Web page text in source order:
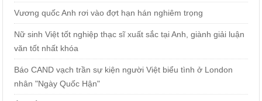
Vương quốc Anh rơi vào đợt hạn hán nghiêm trọng
Nữ sinh Việt tốt nghiệp thạc sĩ xuất sắc tại Anh, giành giải luận
văn tốt nhất khóa
Báo CAND vạch trần sự kiện người Việt biểu tình ở London
nhân "Ngày Quốc Hận"